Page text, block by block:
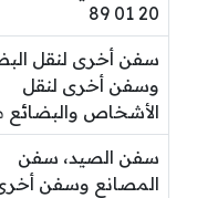
20 01 89
سفن أخرى لنقل
وسفن أخرى لنقل
الأشخاص والبضائع
سفن الصيد، سفن
المصانع وسفن